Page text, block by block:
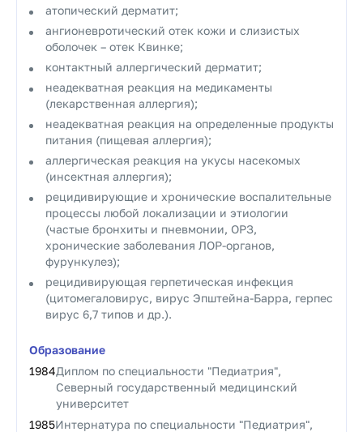
атопический дерматит;
ангионевротический отек кожи и слизистых
оболочек – отек Квинке;
контактный аллергический дерматит;
неадекватная реакция на медикаменты
(лекарственная аллергия);
неадекватная реакция на определенные продукты
питания (пищевая аллергия);
аллергическая реакция на укусы насекомых
(инсектная аллергия);
рецидивирующие и хронические воспалительные
процессы любой локализации и этиологии
(частые бронхиты и пневмонии, ОРЗ,
хронические заболевания ЛОР-органов,
фурункулез);
рецидивирующая герпетическая инфекция
(цитомегаловирус, вирус Эпштейна-Барра, герпес
вирус 6,7 типов и др.).
Образование
1984Диплом по специальности "Педиатрия",
Северный государственный медицинский
университет
1985Интернатура по специальности "Педиатрия",